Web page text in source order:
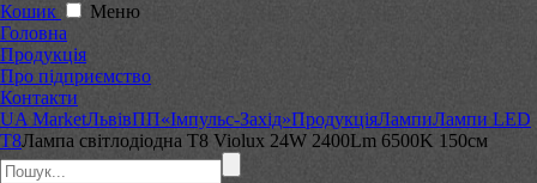
Кошик
Меню
Головна
Продукція
Про підприємство
Контакти
UA MarketЛьвівПП«Імпульс-Захід»ПродукціяЛампиЛампи LED
Т8Лампа світлодіодна T8 Violux 24W 2400Lm 6500K 150см